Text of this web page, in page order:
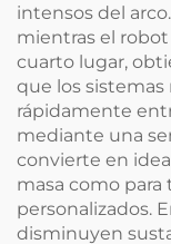
intensos del
mientras el robot
cuarto lugar,
que los
rápidamente
mediante una
convierte en
masa como para
personalizados.
disminuyen